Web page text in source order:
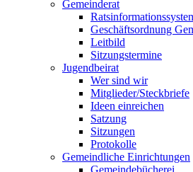
Gemeinderat
Geschäftsordnung
Leitbild
Sitzungstermine
Jugendbeirat
Wer sind wir
Mitglieder/Steckbriefe
Ideen einreichen
Satzung
Sitzungen
Protokolle
Gemeindliche Einrichtungen
Gemeindebücherei